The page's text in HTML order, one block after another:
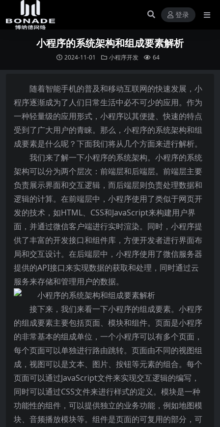
登录
小程序的系统架构和组成要素解析
2024-11-01 小程序开发 64
随着智能手机的普及和移动互联网的快速发展，小
程序逐渐成为了人们日常生活中必不可少的应用。作为
一种轻量级的应用形式，小程序以其便捷、快速的特点
受到了广大用户的青睐。那么，小程序的系统架构和组
成要素是什么呢？下面我们将从几个方面来进行解析。
我们来了解一下小程序的系统架构。小程序的系统
架构可以分为两个层次：前端层和后端层。前端层主要
负责展示界面和交互逻辑，而后端层则负责处理数据和
逻辑的计算。在前端层中，小程序使用了类似于网页开
发的技术，如HTML、CSS和JavaScript来构建用户界
面，并通过微信客户端进行实时渲染。同时，小程序提
供了丰富的开发接口和组件库，方便开发者进行界面布
局和交互设计。在后端层中，小程序使用了微信服务器
提供的API接口来实现数据的获取和处理，同时通过云
服务来存储和管理用户的数据。
接下来，我们来看一下小程序的组成要素。小程序
的组成要素主要包括页面、模块和组件。页面是小程序
的非常基本的组成单位，一个小程序可以有多个页面，
每个页面可以单独进行路由跳转。页面由不同的视图组
成，视图可以是文本、图片、按钮等元素的组合。每个
页面可以通过JavaScript文件来实现交互逻辑的编写，
同时可以通过CSS文件来进行样式的定义。模块是一种
功能性的组件，可以提供独立的业务功能，例如地图模
块、音频播放模块等。组件是页面的可复用的部分，可